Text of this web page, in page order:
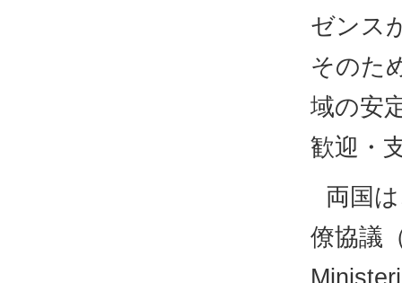
ゼンス
そのた
域の安
歓迎・
両国
僚協議